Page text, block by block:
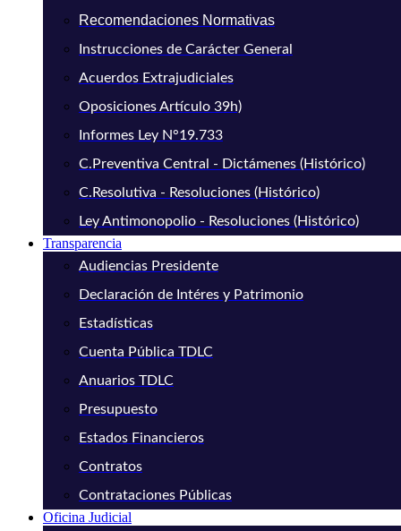
Recomendaciones Normativas
Instrucciones de Carácter General
Acuerdos Extrajudiciales
Oposiciones Artículo 39h)
Informes Ley N°19.733
C.Preventiva Central - Dictámenes (Histórico)
C.Resolutiva - Resoluciones (Histórico)
Ley Antimonopolio - Resoluciones (Histórico)
Transparencia
Audiencias Presidente
Declaración de Intéres y Patrimonio
Estadísticas
Cuenta Pública TDLC
Anuarios TDLC
Presupuesto
Estados Financieros
Contratos
Contrataciones Públicas
Oficina Judicial